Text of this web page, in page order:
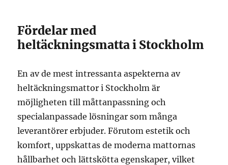
Fördelar med
heltäckningsmatta i Stockholm
En av de mest intressanta aspekterna av
heltäckningsmattor i Stockholm är
möjligheten till måttanpassning och
specialanpassade lösningar som många
leverantörer erbjuder. Förutom estetik och
komfort, uppskattas de moderna mattornas
hållbarhet och lättskötta egenskaper, vilket